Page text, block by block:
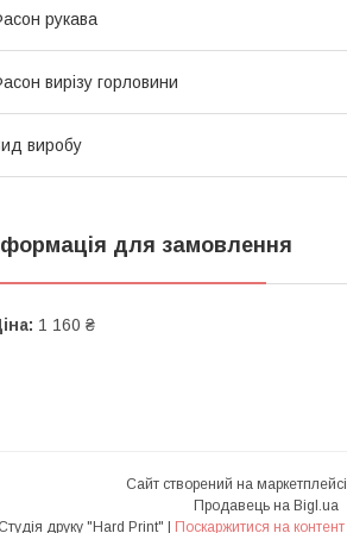
рукава
вирізу горловини
виробу
для замовлення
1 160 ₴
Сайт створений на маркетплейсі
Продавець на Bigl.ua
Студія друку "Hard Print" | Поскаржитися на контент